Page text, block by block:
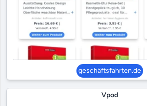
geschäftsfahrten.de
Vpod